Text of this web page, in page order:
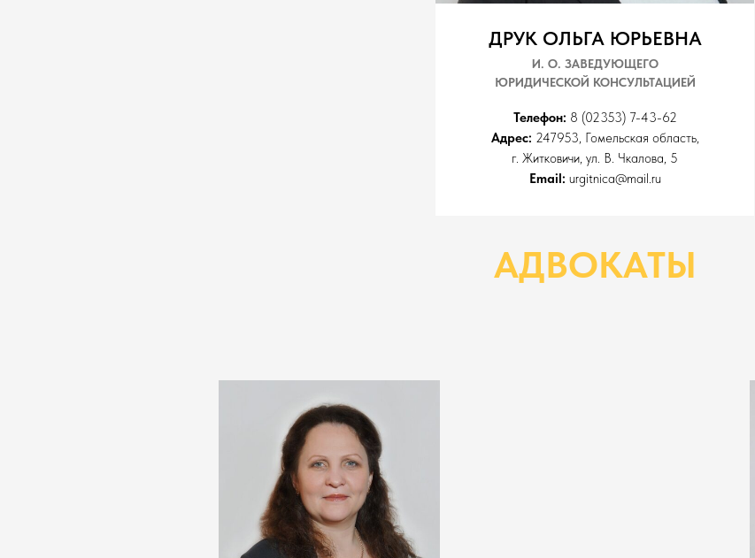
ДРУК ОЛЬГА ЮРЬЕВНА
И. О. ЗАВЕДУЮЩЕГО
ЮРИДИЧЕСКОЙ КОНСУЛЬТАЦИЕЙ
Телефон: 8 (02353) 7-43-62
Адрес: 247953, Гомельская область,
г. Житковичи, ул. В. Чкалова, 5
Email: urgitnica@mail.ru
АДВОКАТЫ